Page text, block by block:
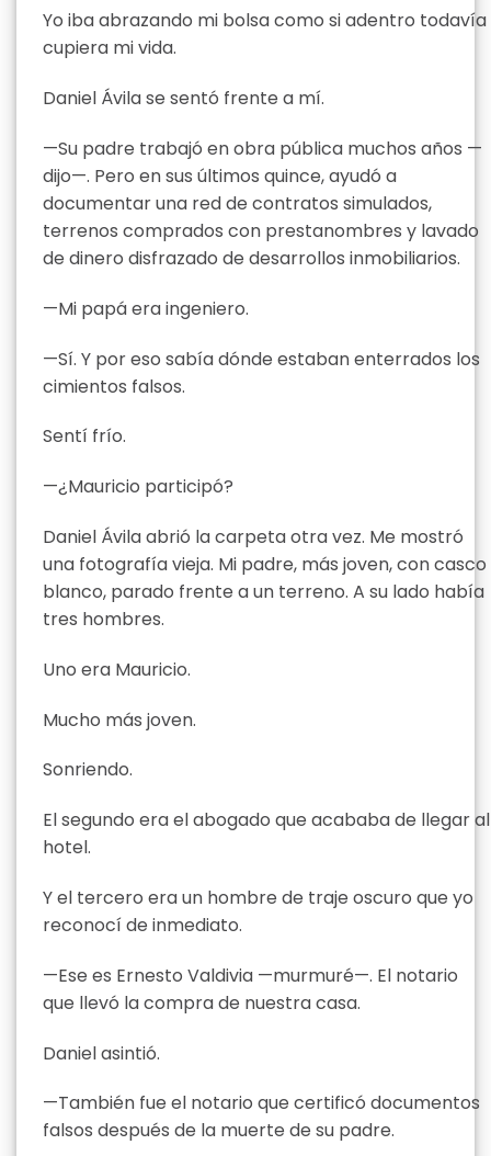
Yo iba abrazando mi bolsa como si adentro todavía
cupiera mi vida.
Daniel Ávila se sentó frente a mí.
—Su padre trabajó en obra pública muchos años —
dijo—. Pero en sus últimos quince, ayudó a
documentar una red de contratos simulados,
terrenos comprados con prestanombres y lavado
de dinero disfrazado de desarrollos inmobiliarios.
—Mi papá era ingeniero.
—Sí. Y por eso sabía dónde estaban enterrados los
cimientos falsos.
Sentí frío.
—¿Mauricio participó?
Daniel Ávila abrió la carpeta otra vez. Me mostró
una fotografía vieja. Mi padre, más joven, con casco
blanco, parado frente a un terreno. A su lado había
tres hombres.
Uno era Mauricio.
Mucho más joven.
Sonriendo.
El segundo era el abogado que acababa de llegar al
hotel.
Y el tercero era un hombre de traje oscuro que yo
reconocí de inmediato.
—Ese es Ernesto Valdivia —murmuré—. El notario
que llevó la compra de nuestra casa.
Daniel asintió.
—También fue el notario que certificó documentos
falsos después de la muerte de su padre.